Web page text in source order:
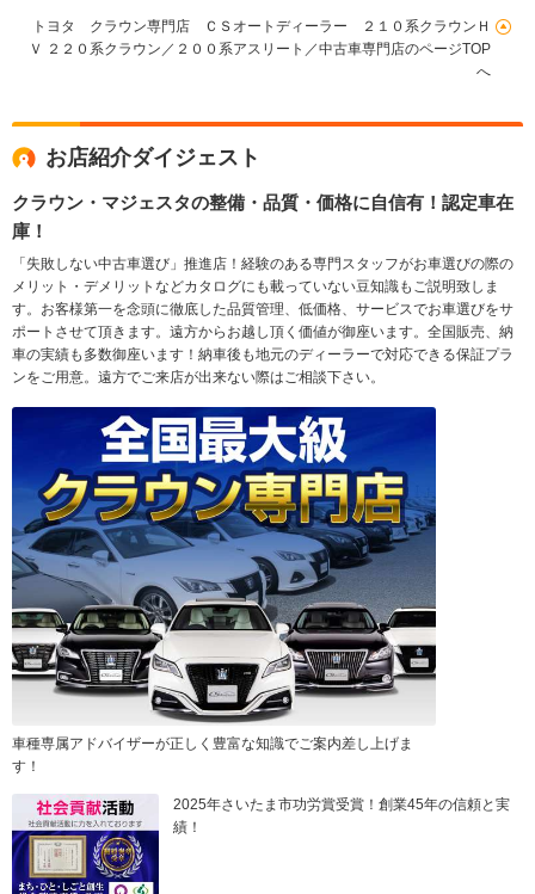
トヨタ クラウン専門店 ＣＳオートディーラー ２１０系クラウンＨ
Ｖ ２２０系クラウン／２００系アスリート／中古車専門店のページTOP
へ
お店紹介ダイジェスト
クラウン・マジェスタの整備・品質・価格に自信有！認定車在
庫！
「失敗しない中古車選び」推進店！経験のある専門スタッフがお車選びの際の
メリット・デメリットなどカタログにも載っていない豆知識もご説明致しま
す。お客様第一を念頭に徹底した品質管理、低価格、サービスでお車選びをサ
ポートさせて頂きます。遠方からお越し頂く価値が御座います。全国販売、納
車の実績も多数御座います！納車後も地元のディーラーで対応できる保証プラ
ンをご用意。遠方でご来店が出来ない際はご相談下さい。
車種専属アドバイザーが正しく豊富な知識でご案内差し上げま
す！
2025年さいたま市功労賞受賞！創業45年の信頼と実
績！